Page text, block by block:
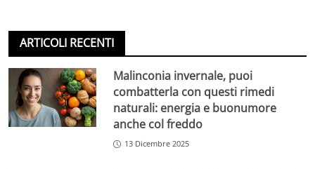
ARTICOLI RECENTI
Malinconia invernale, puoi
combatterla con questi rimedi
naturali: energia e buonumore
anche col freddo
13 Dicembre 2025